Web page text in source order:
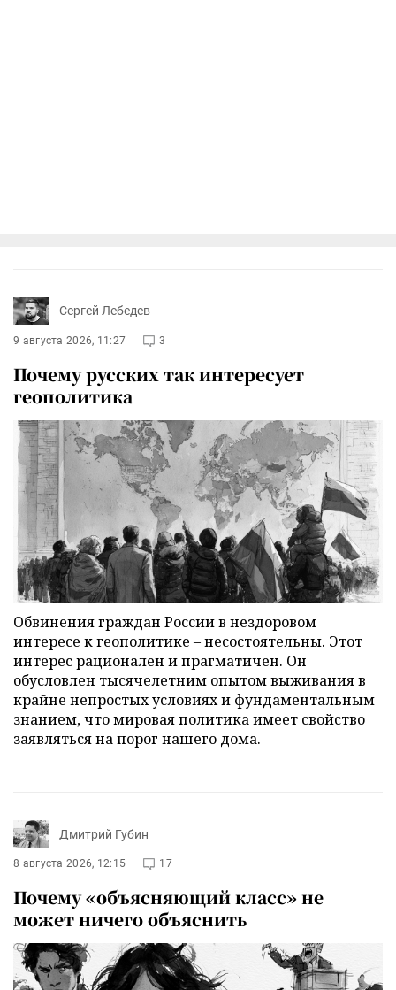
Сергей Лебедев
9 августа 2026, 11:27 3
Почему русских так интересует
геополитика
Обвинения граждан России в нездоровом
интересе к геополитике – несостоятельны. Этот
интерес рационален и прагматичен. Он
обусловлен тысячелетним опытом выживания в
крайне непростых условиях и фундаментальным
знанием, что мировая политика имеет свойство
заявляться на порог нашего дома.
Дмитрий Губин
8 августа 2026, 12:15 17
Почему «объясняющий класс» не
может ничего объяснить